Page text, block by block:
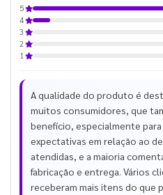
5
4
3
2
1
A qualidade do produto é
muitos consumidores, que
benefício, especialmente
expectativas em relação ao
atendidas, e a maioria
fabricação e entrega. Vários
receberam mais itens do que